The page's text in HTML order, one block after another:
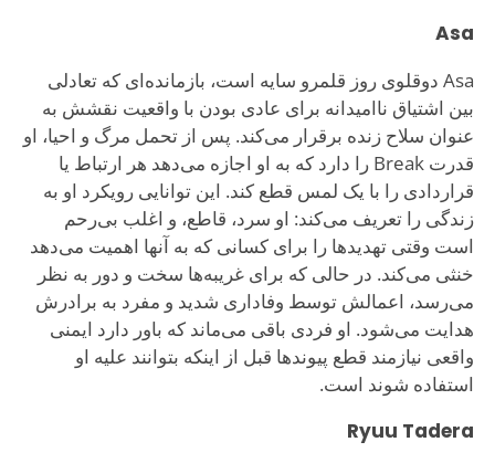
Asa
Asa دوقلوی روز قلمرو سایه است، بازمانده‌ای که تعادلی
بین اشتیاق ناامیدانه برای عادی بودن با واقعیت نقشش به
عنوان سلاح زنده برقرار می‌کند. پس از تحمل مرگ و احیا، او
قدرت Break را دارد که به او اجازه می‌دهد هر ارتباط یا
قراردادی را با یک لمس قطع کند. این توانایی رویکرد او به
زندگی را تعریف می‌کند: او سرد، قاطع، و اغلب بی‌رحم
است وقتی تهدیدها را برای کسانی که به آنها اهمیت می‌دهد
خنثی می‌کند. در حالی که برای غریبه‌ها سخت و دور به نظر
می‌رسد، اعمالش توسط وفاداری شدید و مفرد به برادرش
هدایت می‌شود. او فردی باقی می‌ماند که باور دارد ایمنی
واقعی نیازمند قطع پیوندها قبل از اینکه بتوانند علیه او
استفاده شوند است.
Ryuu Tadera